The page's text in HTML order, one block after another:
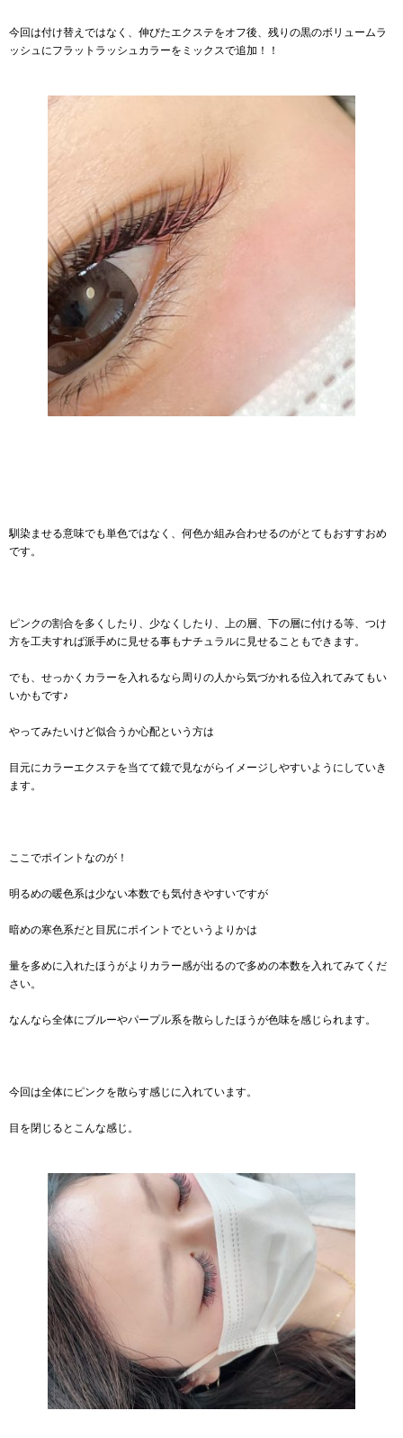
今回は付け替えではなく、伸びたエクステをオフ後、残りの黒のボリュームラ
ッシュにフラットラッシュカラーをミックスで追加！！
馴染ませる意味でも単色ではなく、何色か組み合わせるのがとてもおすすおめ
です。
ピンクの割合を多くしたり、少なくしたり、上の層、下の層に付ける等、つけ
方を工夫すれば派手めに見せる事もナチュラルに見せることもできます。
でも、せっかくカラーを入れるなら周りの人から気づかれる位入れてみてもい
いかもです♪
やってみたいけど似合うか心配という方は
目元にカラーエクステを当てて鏡で見ながらイメージしやすいようにしていき
ます。
ここでポイントなのが！
明るめの暖色系は少ない本数でも気付きやすいですが
暗めの寒色系だと目尻にポイントでというよりかは
量を多めに入れたほうがよりカラー感が出るので多めの本数を入れてみてくだ
さい。
なんなら全体にブルーやパープル系を散らしたほうが色味を感じられます。
今回は全体にピンクを散らす感じに入れています。
目を閉じるとこんな感じ。